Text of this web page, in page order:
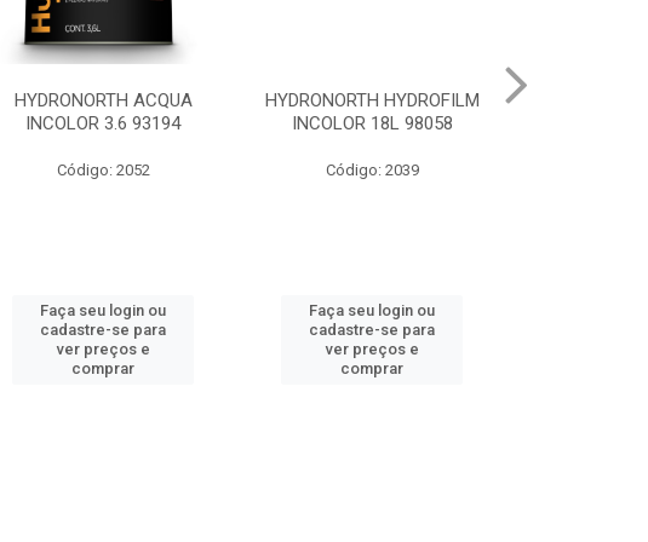
HYDRONORTH HYDROFILM
INCOLOR 18L 98058
Código: 2039
Faça seu login ou
cadastre-se para
ver preços e
comprar
HYDRONORTH ACR STAND
RENDE BCO GELO 3.6 8341
Código: 10219
Faça seu login ou
cadastre-se para
ver preços e
comprar